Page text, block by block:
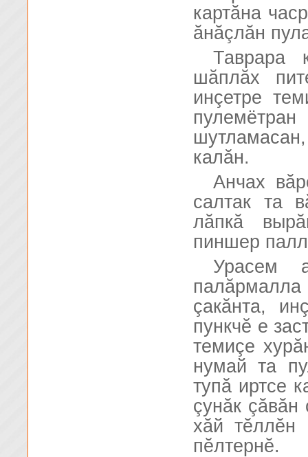
картăна
ăнăçлăн
Таврара
шăплăх
инçетре
калăн.
Анчах
салтак та
лăпкă
пиншер
Урасем
çакăнта,
пункчĕ е
темиçе
нумай та
тупă иртсе
çунăк
хăй тĕллĕн
пĕлтернĕ.